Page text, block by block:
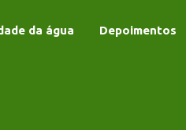
da água Depoimentos